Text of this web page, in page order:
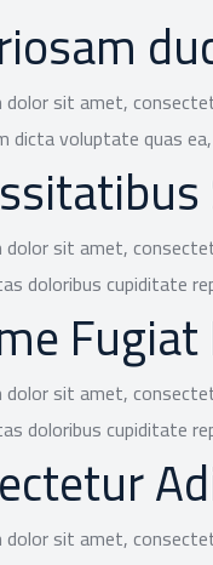
sit amet,
dicta voluptate quas
dolor sit amet,
doloribus cupiditate
dolor sit amet,
doloribus cupiditate
dolor sit amet,